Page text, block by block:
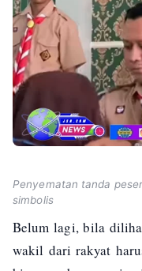
Penyematan tanda
simbolis
Belum lagi, bila
wakil dari rakyat